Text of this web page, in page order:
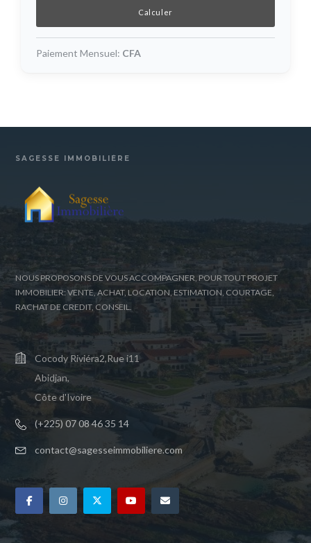
Paiement Mensuel: CFA
SAGESSE IMMOBILIÈRE
NOUS PROPOSONS DE VOUS ACCOMPAGNER, POUR TOUT PROJET
IMMOBILIER: VENTE, ACHAT, LOCATION, ESTIMATION, COURTAGE,
RACHAT DE CREDIT, CONSEIL.
Cocody Riviéra2,Rue i11
Abidjan,
Côte d'Ivoire
(+225) 07 08 46 35 14
contact@sagesseimmobiliere.com